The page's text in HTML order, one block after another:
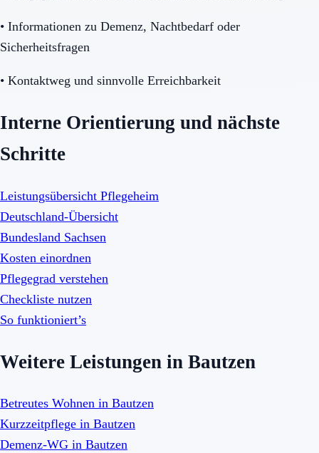
• Informationen zu Demenz, Nachtbedarf oder
Sicherheitsfragen
• Kontaktweg und sinnvolle Erreichbarkeit
Interne Orientierung und nächste
Schritte
Leistungsübersicht Pflegeheim
Deutschland-Übersicht
Bundesland Sachsen
Kosten einordnen
Pflegegrad verstehen
Checkliste nutzen
So funktioniert’s
Weitere Leistungen in Bautzen
Betreutes Wohnen in Bautzen
Kurzzeitpflege in Bautzen
Demenz-WG in Bautzen